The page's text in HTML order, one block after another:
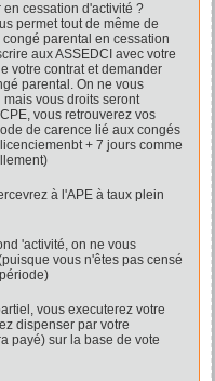
en cessation d'activité ?
permet tout de même de
parental en cessation
aux ASSEDCI avec votre
votre contrat et demander
parental. On ne vous
vous droits seront
vous retrouverez vos
de carence lié aux congés
+ 7 jours comme
à l'APE à taux plein
'activité, on ne vous
vous n'êtes pas censé
vous executerez votre
dispenser par votre
payé) sur la base de vote